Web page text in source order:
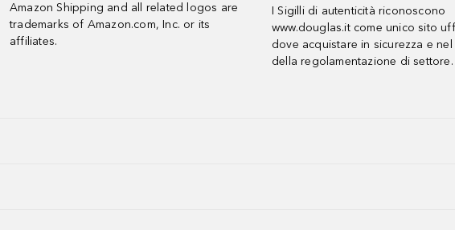
Amazon Shipping and all related logos are
trademarks of Amazon.com, Inc. or its
affiliates.
I Sigilli di autenticità riconoscono
www.douglas.it come unico sito
dove acquistare in sicurezza e
della regolamentazione di settore.